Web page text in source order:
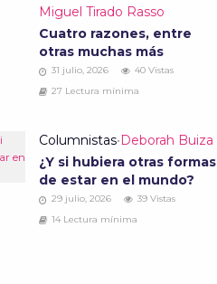
Miguel Tirado Rasso
Cuatro razones, entre
otras muchas más
31 julio, 2026
40 Vistas
27 Lectura mínima
Columnistas• Deborah Buiza
¿Y si hubiera otras formas
de estar en el mundo?
29 julio, 2026
39 Vistas
14 Lectura mínima